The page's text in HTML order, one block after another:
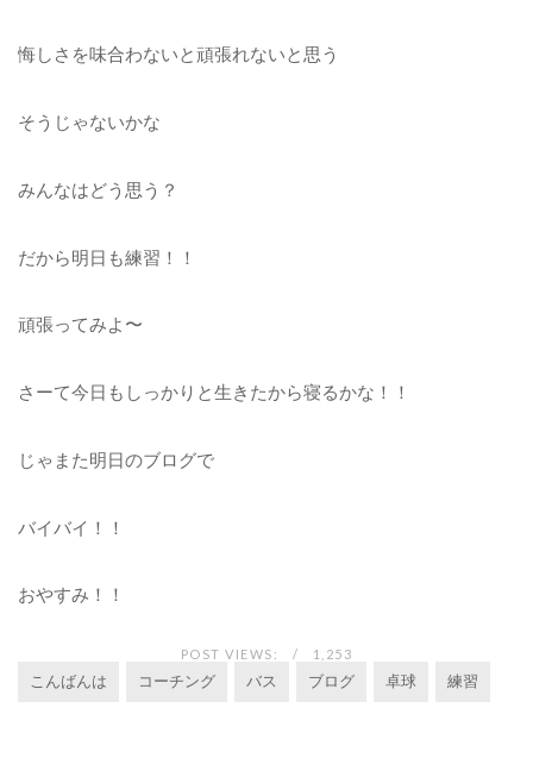
悔しさを味合わないと頑張れないと思う
そうじゃないかな
みんなはどう思う？
だから明日も練習！！
頑張ってみよ〜
さーて今日もしっかりと生きたから寝るかな！！
じゃまた明日のブログで
バイバイ！！
おやすみ！！
POST VIEWS: 1,253
こんばんは コーチング バス ブログ 卓球 練習